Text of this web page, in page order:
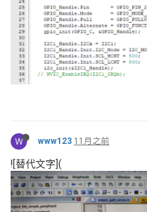
W www123 11月之前
![替代文字](